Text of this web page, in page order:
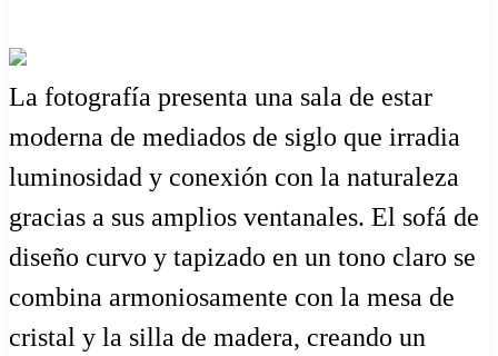
La fotografía presenta una sala de estar
moderna de mediados de siglo que irradia
luminosidad y conexión con la naturaleza
gracias a sus amplios ventanales. El sofá de
diseño curvo y tapizado en un tono claro se
combina armoniosamente con la mesa de
cristal y la silla de madera, creando un